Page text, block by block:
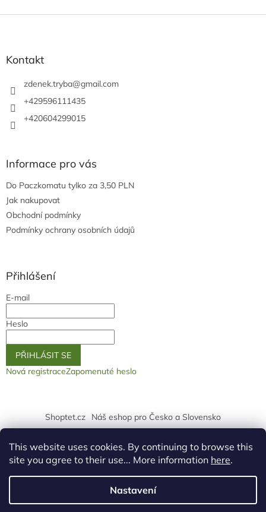
This website uses cookies. By continuing to browse this
site you agree to their use... More information here.
Nastavení
r
Z
Kontakt
zdenek.tryba@gmail.com
+429596111435
+420604299015
Informace pro vás
Do Paczkomatu tylko za 3,50 PLN
Jak nakupovat
Obchodní podmínky
Podmínky ochrany osobních údajů
Přihlášení
E-mail
Heslo
PŘIHLÁSIT SE
Nová registraceZapomenuté heslo
Shoptet.cz Náš eshop pro Česko a Slovensko
Vytvořil Shoptet